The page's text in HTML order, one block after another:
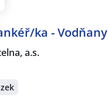
ka - Vodňany
a.s.